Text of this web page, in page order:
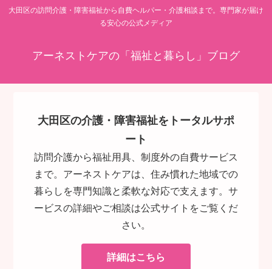
大田区の訪問介護・障害福祉から自費ヘルパー・介護相談まで。専門家が届け
る安心の公式メディア
アーネストケアの「福祉と暮らし」ブログ
大田区の介護・障害福祉をトータルサポ
ート
訪問介護から福祉用具、制度外の自費サービス
まで。アーネストケアは、住み慣れた地域での
暮らしを専門知識と柔軟な対応で支えます。サ
ービスの詳細やご相談は公式サイトをご覧くだ
さい。
詳細はこちら